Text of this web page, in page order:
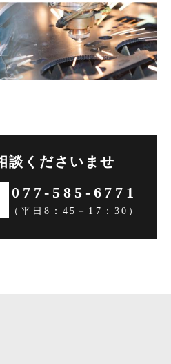
談くださいませ
077-585-6771
（平日8：45－17：30）